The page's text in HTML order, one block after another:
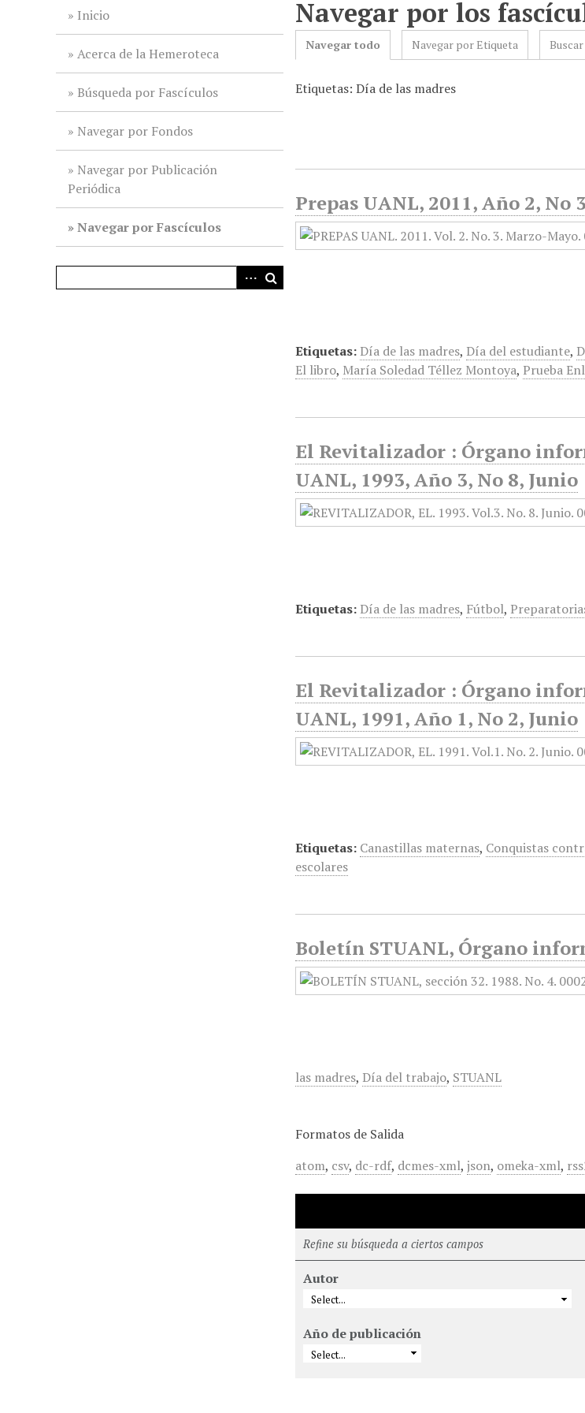
Inicio
Acerca de la Hemeroteca
Búsqueda por Fascículos
Navegar por Fondos
Navegar por Publicación
Periódica
Navegar por Fascículos
Navegar por los
Navegar todo Navegar por Etiqueta
Etiquetas: Día de las madres
Prepas UANL, 2011, Año 2, No
Etiquetas: Día de las madres, Día del estudiante,
El libro, María Soledad Téllez Montoya, Prueba
El Revitalizador : Órgano
UANL, 1993, Año 3, No 8, Junio
Etiquetas: Día de las madres, Fútbol,
El Revitalizador : Órgano
UANL, 1991, Año 1, No 2, Junio
Etiquetas: Canastillas maternas, Conquistas
escolares
Boletín STUANL, Órgano
las madres, Día del trabajo, STUANL
Formatos de Salida
atom, csv, dc-rdf, dcmes-xml,json, omeka-xml,
Refine su búsqueda a ciertos campos
Autor
Año de publicación